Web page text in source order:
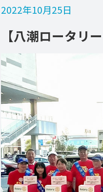
2022年10月25日
【八潮ロータリ